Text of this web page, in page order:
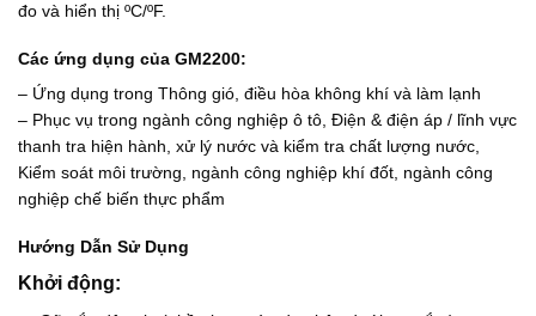
đo và hiển thị ºC/ºF.
Các ứng dụng của GM2200:
– Ứng dụng trong Thông gió, điều hòa không khí và làm lạnh
– Phục vụ trong ngành công nghiệp ô tô, Điện & điện áp / lĩnh vực
thanh tra hiện hành, xử lý nước và kiểm tra chất lượng nước,
Kiểm soát môi trường, ngành công nghiệp khí đốt, ngành công
nghiệp chế biến thực phẩm
Hướng Dẫn Sử Dụng
Khởi động: